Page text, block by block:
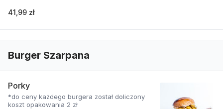
41,99 zł
Burger Szarpana
Porky
*do ceny każdego burgera został doliczony
koszt opakowania 2 zł